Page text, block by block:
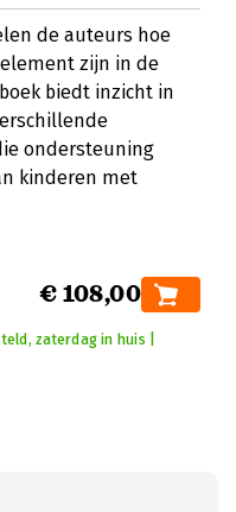
de auteurs hoe
zijn in de
biedt inzicht in
ondersteuning
kinderen met
€ 108,00
zaterdag in huis |